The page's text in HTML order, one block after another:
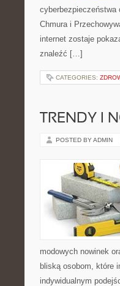
cyberbezpieczeństwa
Chmura i
internet zostaje
znaleźć […]
CATEGORIES:
TRENDY I
POSTED BY ADMIN
modowych nowinek
bliską osobom, które
indywidualnym